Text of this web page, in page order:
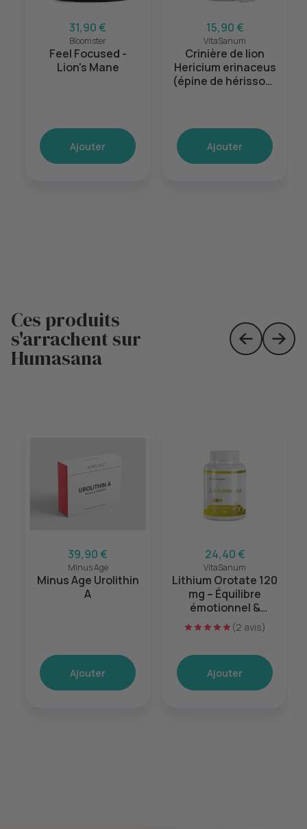
31,90 €
Bloomster
Feel Focused -
Lion's Mane
Ajouter
15,90 €
VitaSanum
Crinière de lion
Hericium erinaceus
(épine de hérisson)
Ajouter
Ces produits
s'arrachent sur
Humasana Skip toSkip
39,90 €
Minus Age
Minus Age Urolithin
A
Ajouter
24,40 €
VitaSanum
Lithium Orotate 120
mg – Équilibre
émotionnel &
sérénité mentale –
60 gélules
(2 avis)
Ajouter